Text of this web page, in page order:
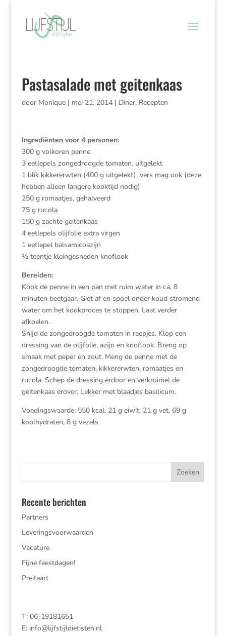
Pastasalade met geitenkaas
door Monique| mei 21, 2014| Diner, Recepten
Ingrediënten voor 4 personen:
300 g volkoren penne
3 eetlepels zongedroogde tomaten, uitgelekt
1 blik kikkererwten (400 g uitgelekt), vers mag ook (deze
hebben alleen langere kooktijd nodig)
250 g romaatjes, gehalveerd
75 g rucola
150 g zachte geitenkaas
4 eetlepels olijfolie extra virgen
1 eetlepel balsamicoazijn
½ teentje kleingesneden knoflook
Bereiden:
Kook de penne in een pan met ruim water in ca. 8
minuten beetgaar. Giet af en spoel onder koud stromend
water om het kookproces te stoppen. Laat verder
afkoelen.
Snijd de zongedroogde tomaten in reepjes. Klop een
dressing van de olijfolie, azijn en knoflook. Breng op
smaak met peper en zout. Meng de penne met de
zongedroogde tomaten, kikkererwten, romaatjes en
rucola. Schep de dressing erdoor en verkruimel de
geitenkaas erover. Lekker met blaadjes basilicum.
Voedingswaarde: 550 kcal, 21 g eiwit, 21 g vet, 69 g
koolhydraten, 8 g vezels
Recente berichten
Partners
Leveringsvoorwaarden
Vacature
Fijne feestdagen!
Preitaart
T: 06-19181651
E: info@lijfstijldietisten.nl